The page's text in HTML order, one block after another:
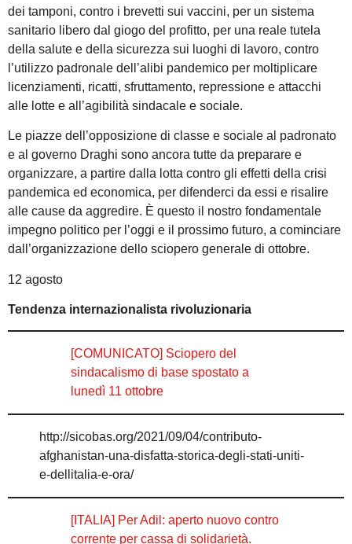
dei tamponi, contro i brevetti sui vaccini, per un sistema
sanitario libero dal giogo del profitto, per una reale tutela
della salute e della sicurezza sui luoghi di lavoro, contro
l’utilizzo padronale dell’alibi pandemico per moltiplicare
licenziamenti, ricatti, sfruttamento, repressione e attacchi
alle lotte e all’agibilità sindacale e sociale.
Le piazze dell’opposizione di classe e sociale al padronato
e al governo Draghi sono ancora tutte da preparare e
organizzare, a partire dalla lotta contro gli effetti della crisi
pandemica ed economica, per difenderci da essi e risalire
alle cause da aggredire. È questo il nostro fondamentale
impegno politico per l’oggi e il prossimo futuro, a cominciare
dall’organizzazione dello sciopero generale di ottobre.
12 agosto
Tendenza internazionalista rivoluzionaria
[COMUNICATO] Sciopero del
sindacalismo di base spostato a
lunedì 11 ottobre
http://sicobas.org/2021/09/04/contributo-
afghanistan-una-disfatta-storica-degli-stati-uniti-
e-dellitalia-e-ora/
[ITALIA] Per Adil: aperto nuovo contro
corrente per cassa di solidarietà.